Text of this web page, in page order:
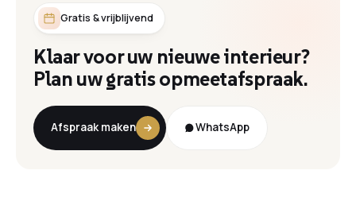
Gratis & vrijblijvend
Klaar voor uw nieuwe interieur?
Plan uw gratis opmeetafspraak.
Afspraak maken WhatsApp